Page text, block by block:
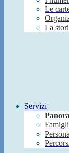
Le
La
Servizi